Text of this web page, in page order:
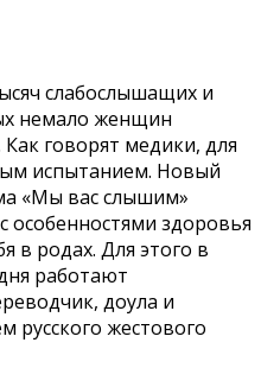
слабослышащих и
немало женщин
говорят медики, для
испытанием. Новый
«Мы вас слышим»
здоровья
в родах. Для этого в
работают
доула и
русского жестового